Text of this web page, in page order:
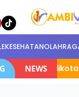
KESEHATAN
NEWS
Walikota